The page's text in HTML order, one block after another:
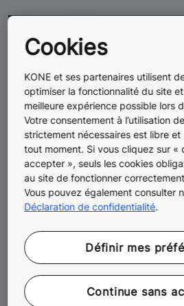
Cookies
KONE et ses partenaires utilisent
optimiser la fonctionnalité du site
meilleure expérience possible lors
Votre consentement à l’utilisation
strictement nécessaires est libre
tout moment. Si vous cliquez sur «
accepter », seuls les cookies
au site de fonctionner
Vous pouvez également consulter
Déclaration de confidentialité.
Définir mes
Continue sans